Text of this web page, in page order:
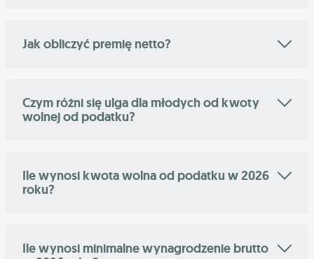
Jak obliczyć premię netto?
Czym różni się ulga dla młodych od kwoty
wolnej od podatku?
Ile wynosi kwota wolna od podatku w 2026
roku?
Ile wynosi minimalne wynagrodzenie brutto